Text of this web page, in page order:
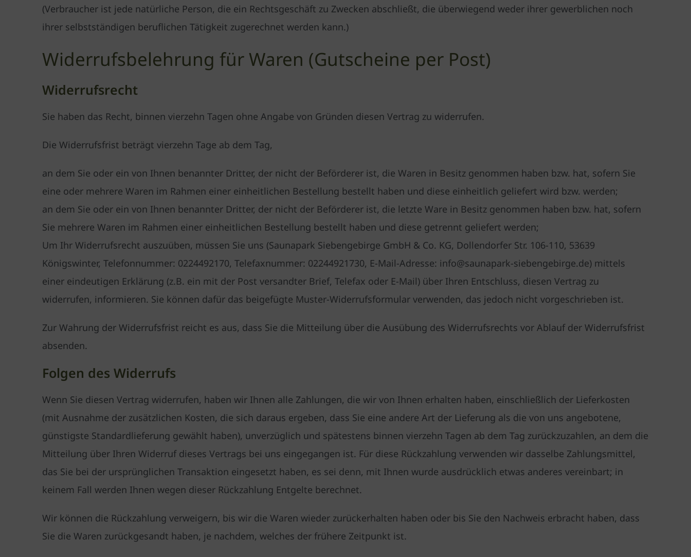
(Verbraucher ist jede natürliche Person, die ein Rechtsgeschäft zu Zwecken abschließt, die überwiegend weder ihrer gewerblichen noch
ihrer selbstständigen beruflichen Tätigkeit zugerechnet werden kann.)
Widerrufsbelehrung für Waren (Gutscheine per Post)
Widerrufsrecht
Sie haben das Recht, binnen vierzehn Tagen ohne Angabe von Gründen diesen Vertrag zu widerrufen.
Die Widerrufsfrist beträgt vierzehn Tage ab dem Tag,
an dem Sie oder ein von Ihnen benannter Dritter, der nicht der Beförderer ist, die Waren in Besitz genommen haben bzw. hat, sofern Sie
eine oder mehrere Waren im Rahmen einer einheitlichen Bestellung bestellt haben und diese einheitlich geliefert wird bzw. werden;
an dem Sie oder ein von Ihnen benannter Dritter, der nicht der Beförderer ist, die letzte Ware in Besitz genommen haben bzw. hat, sofern
Sie mehrere Waren im Rahmen einer einheitlichen Bestellung bestellt haben und diese getrennt geliefert werden;
Um Ihr Widerrufsrecht auszuüben, müssen Sie uns (Saunapark Siebengebirge GmbH & Co. KG, Dollendorfer Str. 106-110, 53639
Königswinter, Telefonnummer: 0224492170, Telefaxnummer: 02244921730, E-Mail-Adresse: info@saunapark-siebengebirge.de) mittels
einer eindeutigen Erklärung (z.B. ein mit der Post versandter Brief, Telefax oder E-Mail) über Ihren Entschluss, diesen Vertrag zu
widerrufen, informieren. Sie können dafür das beigefügte Muster-Widerrufsformular verwenden, das jedoch nicht vorgeschrieben ist.
Zur Wahrung der Widerrufsfrist reicht es aus, dass Sie die Mitteilung über die Ausübung des Widerrufsrechts vor Ablauf der Widerrufsfrist
absenden.
Folgen des Widerrufs
Wenn Sie diesen Vertrag widerrufen, haben wir Ihnen alle Zahlungen, die wir von Ihnen erhalten haben, einschließlich der Lieferkosten
(mit Ausnahme der zusätzlichen Kosten, die sich daraus ergeben, dass Sie eine andere Art der Lieferung als die von uns angebotene,
günstigste Standardlieferung gewählt haben), unverzüglich und spätestens binnen vierzehn Tagen ab dem Tag zurückzuzahlen, an dem die
Mitteilung über Ihren Widerruf dieses Vertrags bei uns eingegangen ist. Für diese Rückzahlung verwenden wir dasselbe Zahlungsmittel,
das Sie bei der ursprünglichen Transaktion eingesetzt haben, es sei denn, mit Ihnen wurde ausdrücklich etwas anderes vereinbart; in
keinem Fall werden Ihnen wegen dieser Rückzahlung Entgelte berechnet.
Wir können die Rückzahlung verweigern, bis wir die Waren wieder zurückerhalten haben oder bis Sie den Nachweis erbracht haben, dass
Sie die Waren zurückgesandt haben, je nachdem, welches der frühere Zeitpunkt ist.